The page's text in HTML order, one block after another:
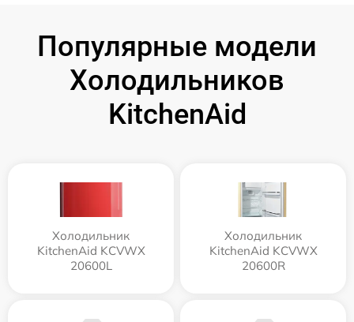
Популярные модели
Холодильников
KitchenAid
Холодильник
KitchenAid KCVWX
20600L
Холодильник
KitchenAid KCVWX
20600R